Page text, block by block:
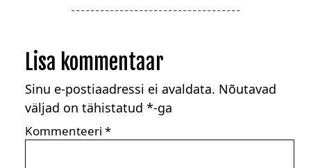
Lisa kommentaar
Sinu e-postiaadressi ei avaldata. Nõutavad
väljad on tähistatud*-ga
Kommenteeri*